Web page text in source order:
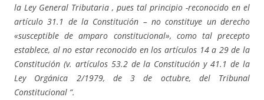
la Ley General Tributaria , pues tal principio -reconocido en el
artículo 31.1 de la Constitución – no constituye un derecho
«susceptible de amparo constitucional», como tal precepto
establece, al no estar reconocido en los artículos 14 a 29 de la
Constitución (v. artículos 53.2 de la Constitución y 41.1 de la
Ley Orgánica 2/1979, de 3 de octubre, del Tribunal
Constitucional “.